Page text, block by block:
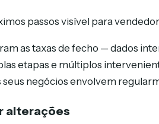
passos visível para
as taxas de fecho — dados
etapas e múltiplos
negócios envolvem
alterações